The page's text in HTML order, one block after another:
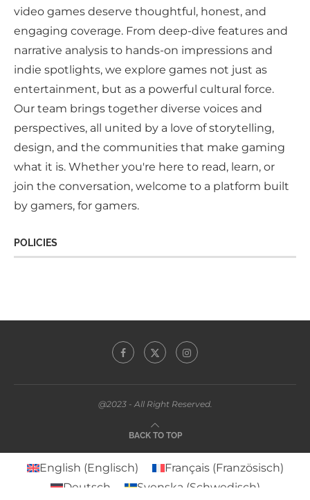
video games deserve thoughtful, honest, and
engaging coverage. From deep-dive features and
narrative analysis to hands-on impressions and
indie spotlights, we explore games not just as
entertainment, but as a powerful cultural force.
Our team brings together diverse voices and
perspectives, all united by a love of storytelling,
design, and the communities that make gaming
what it is. Whether you're here to read, learn, or
join the conversation, welcome to a platform built
by gamers, for gamers.
POLICIES
@2023 - All Right Reserved.
BACK TO TOP
English (Englisch) Français(Französisch)
Deutsch
Svenska (Schwedisch)